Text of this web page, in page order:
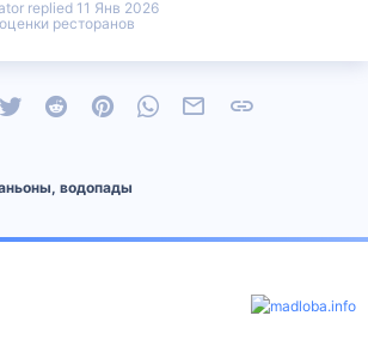
ресторанов
11 Янв 2026
Twitter Reddit PinterestWhatsAppЭлектронная почта
водопады